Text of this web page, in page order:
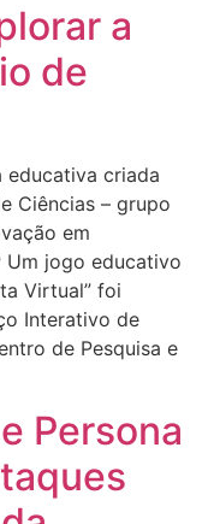
a
de
educativa criada
Ciências – grupo
em
Um jogo educativo
Virtual” foi
Interativo de
de Pesquisa e
Persona